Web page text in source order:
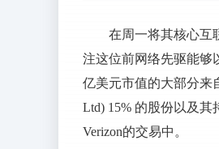
在周一将其核心互
注这位前网络先驱能够
亿美元市值的大部分来
Ltd) 15% 的股份以及其
Verizon的交易中。